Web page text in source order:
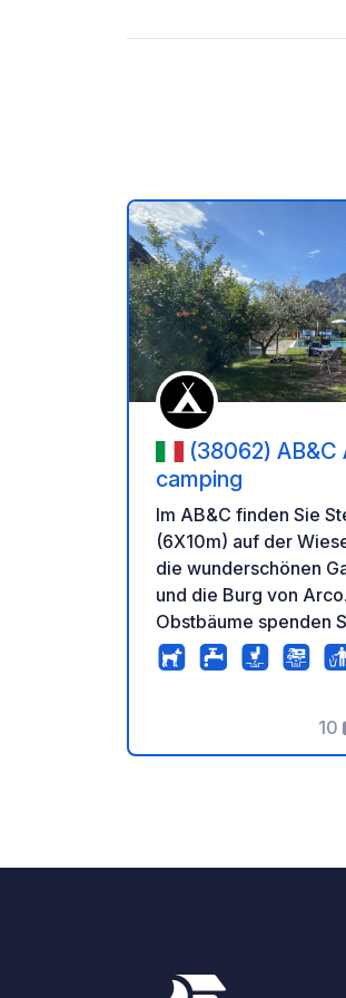
(38062) AB&C
camping
Im AB&C finden Sie
(6X10m) auf der
die wunderschönen
und die Burg von
Obstbäume spenden
heißen Tagen. Die
Sanitäranlagen
10